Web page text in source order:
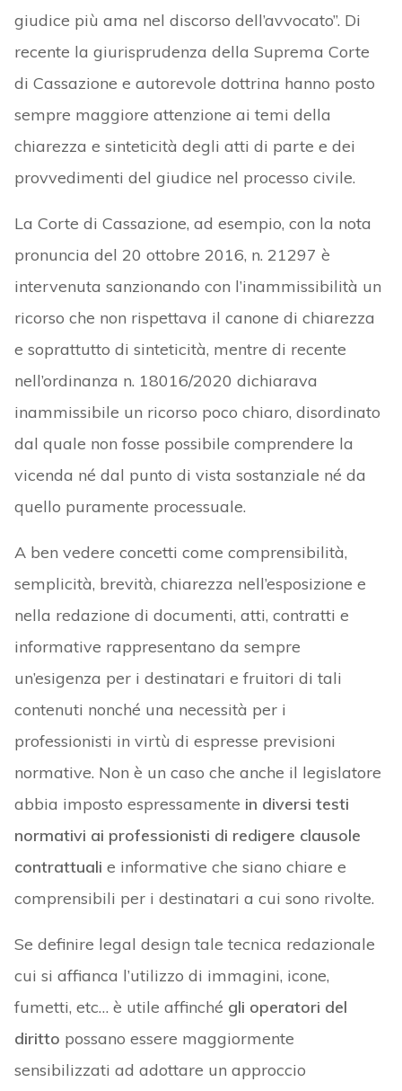
giudice più ama nel discorso dell’avvocato”. Di
recente la giurisprudenza della Suprema Corte
di Cassazione e autorevole dottrina hanno posto
sempre maggiore attenzione ai temi della
chiarezza e sinteticità degli atti di parte e dei
provvedimenti del giudice nel processo civile.
La Corte di Cassazione, ad esempio, con la nota
pronuncia del 20 ottobre 2016, n. 21297 è
intervenuta sanzionando con l’inammissibilità un
ricorso che non rispettava il canone di chiarezza
e soprattutto di sinteticità, mentre di recente
nell’ordinanza n. 18016/2020 dichiarava
inammissibile un ricorso poco chiaro, disordinato
dal quale non fosse possibile comprendere la
vicenda né dal punto di vista sostanziale né da
quello puramente processuale.
A ben vedere concetti come comprensibilità,
semplicità, brevità, chiarezza nell’esposizione e
nella redazione di documenti, atti, contratti e
informative rappresentano da sempre
un’esigenza per i destinatari e fruitori di tali
contenuti nonché una necessità per i
professionisti in virtù di espresse previsioni
normative. Non è un caso che anche il legislatore
abbia imposto espressamente in diversi testi
normativi ai professionisti di redigere clausole
contrattuali e informative che siano chiare e
comprensibili per i destinatari a cui sono rivolte.
Se definire legal design tale tecnica redazionale
cui si affianca l’utilizzo di immagini, icone,
fumetti, etc… è utile affinché gli operatori del
diritto possano essere maggiormente
sensibilizzati ad adottare un approccio